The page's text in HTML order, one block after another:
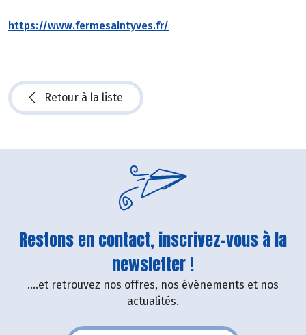
https://www.fermesaintyves.fr/
Retour à la liste
Restons en contact, inscrivez-vous à la
newsletter !
....et retrouvez nos offres, nos événements et nos
actualités.